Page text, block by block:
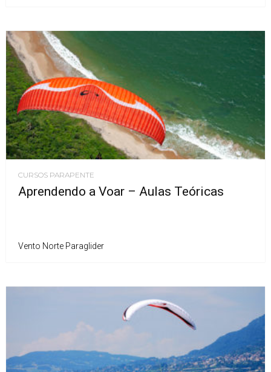
CURSOS PARAPENTE
Aprendendo a Voar – Aulas Teóricas
Vento Norte Paraglider